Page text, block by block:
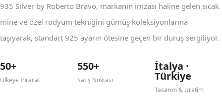
935 Silver by Roberto Bravo, markanın imzası haline gelen sıcak
mine ve özel rodyum tekniğini gümüş koleksiyonlarına
taşıyarak, standart 925 ayarın ötesine geçen bir duruş sergiliyor.
50+
Ülkeye İhracat
550+
Satış Noktası
İtalya ·
Türkiye
Tasarım & Üretim